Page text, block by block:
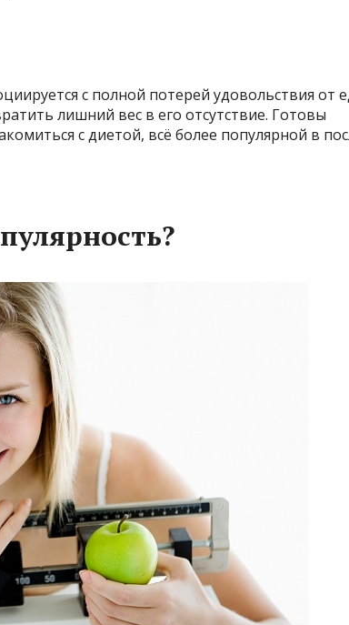
с полной потерей удовольствия от
лишний вес в его отсутствие. Готовы
с диетой, всё более популярной в